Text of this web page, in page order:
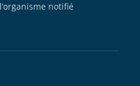
notifié